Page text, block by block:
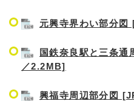
元興寺界わい部分
国鉄奈良駅と三条
／2.2MB]
興福寺周辺部分図